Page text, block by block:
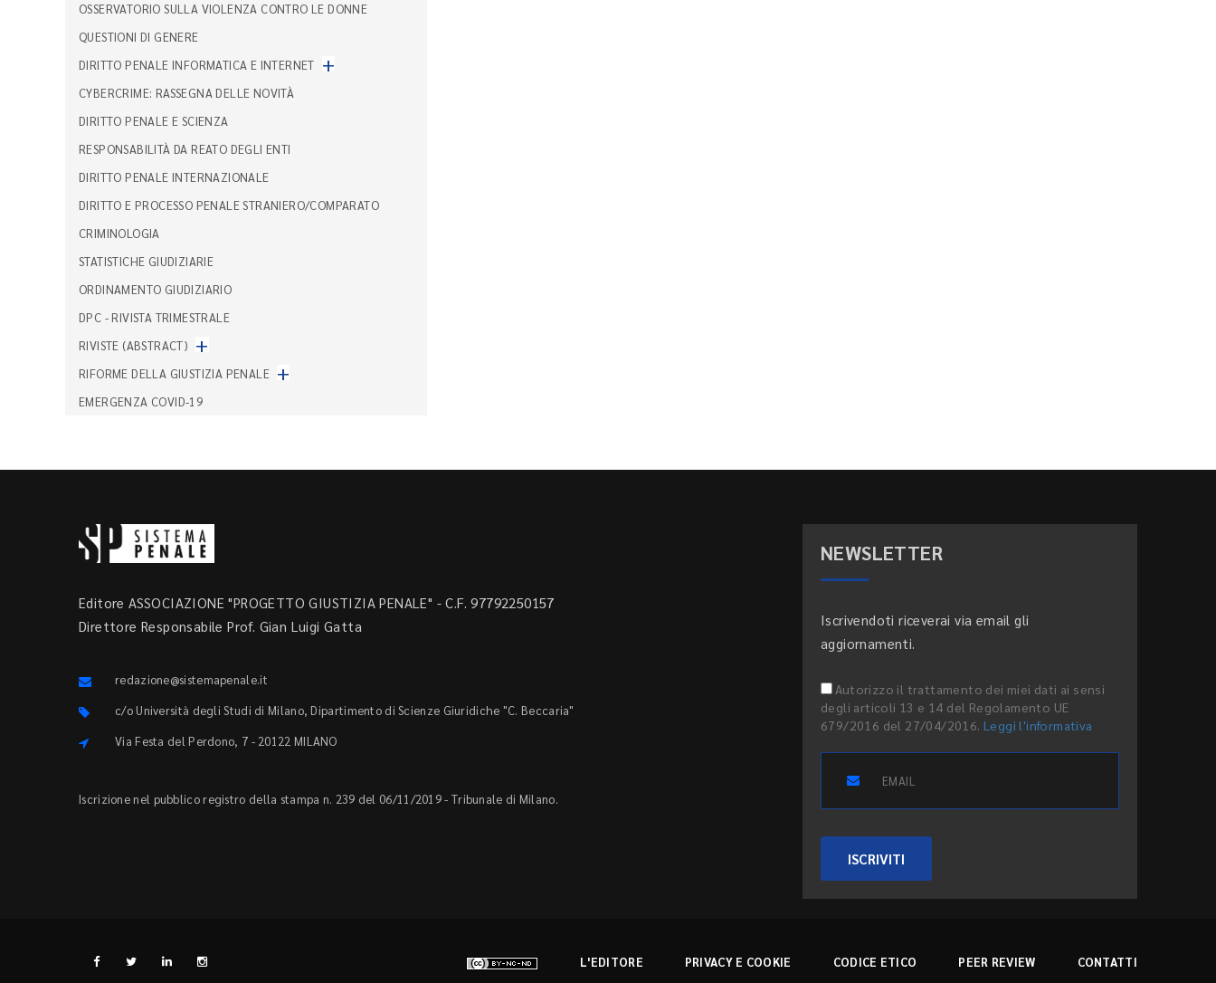
OSSERVATORIO SULLA VIOLENZA CONTRO LE DONNE
QUESTIONI DI GENERE
DIRITTO PENALE INFORMATICA E INTERNET +
CYBERCRIME: RASSEGNA DELLE NOVITÀ
DIRITTO PENALE E SCIENZA
RESPONSABILITÀ DA REATO DEGLI ENTI
DIRITTO PENALE INTERNAZIONALE
DIRITTO E PROCESSO PENALE STRANIERO/COMPARATO
CRIMINOLOGIA
STATISTICHE GIUDIZIARIE
ORDINAMENTO GIUDIZIARIO
DPC - RIVISTA TRIMESTRALE
RIVISTE (ABSTRACT) +
RIFORME DELLA GIUSTIZIA PENALE +
EMERGENZA COVID-19
Editore ASSOCIAZIONE "PROGETTO GIUSTIZIA PENALE" - C.F. 97792250157
Direttore Responsabile Prof. Gian Luigi Gatta
redazione@sistemapenale.it
c/o Università degli Studi di Milano, Dipartimento di Scienze Giuridiche "C. Beccaria"
Via Festa del Perdono, 7 - 20122 MILANO
Iscrizione nel pubblico registro della stampa n. 239 del 06/11/2019 - Tribunale di Milano.
NEWSLETTER
Iscrivendoti riceverai via email gli
aggiornamenti.
Autorizzo il trattamento dei miei dati ai sensi
degli articoli 13 e 14 del Regolamento UE
679/2016 del 27/04/2016. Leggi l'informativa
ISCRIVITI
L'EDITORE PRIVACY E COOKIE CODICE ETICO PEER REVIEW CONTATTI